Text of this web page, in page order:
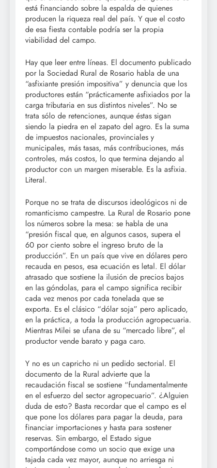
está financiando sobre la espalda de quienes
producen la riqueza real del país. Y que el costo
de esa fiesta contable podría ser la propia
viabilidad del campo.
Hay que leer entre líneas. El documento publicado
por la Sociedad Rural de Rosario habla de una
“asfixiante presión impositiva” y denuncia que los
productores están “prácticamente asfixiados por la
carga tributaria en sus distintos niveles”. No se
trata sólo de retenciones, aunque éstas sigan
siendo la piedra en el zapato del agro. Es la suma
de impuestos nacionales, provinciales y
municipales, más tasas, más contribuciones, más
controles, más costos, lo que termina dejando al
productor con un margen miserable. Es la asfixia.
Literal.
Porque no se trata de discursos ideológicos ni de
romanticismo campestre. La Rural de Rosario pone
los números sobre la mesa: se habla de una
“presión fiscal que, en algunos casos, supera el
60 por ciento sobre el ingreso bruto de la
producción”. En un país que vive en dólares pero
recauda en pesos, esa ecuación es letal. El dólar
atrasado que sostiene la ilusión de precios bajos
en las góndolas, para el campo significa recibir
cada vez menos por cada tonelada que se
exporta. Es el clásico “dólar soja” pero aplicado,
en la práctica, a toda la producción agropecuaria.
Mientras Milei se ufana de su “mercado libre”, el
productor vende barato y paga caro.
Y no es un capricho ni un pedido sectorial. El
documento de la Rural advierte que la
recaudación fiscal se sostiene “fundamentalmente
en el esfuerzo del sector agropecuario”. ¿Alguien
duda de esto? Basta recordar que el campo es el
que pone los dólares para pagar la deuda, para
financiar importaciones y hasta para sostener
reservas. Sin embargo, el Estado sigue
comportándose como un socio que exige una
tajada cada vez mayor, aunque no arriesga ni